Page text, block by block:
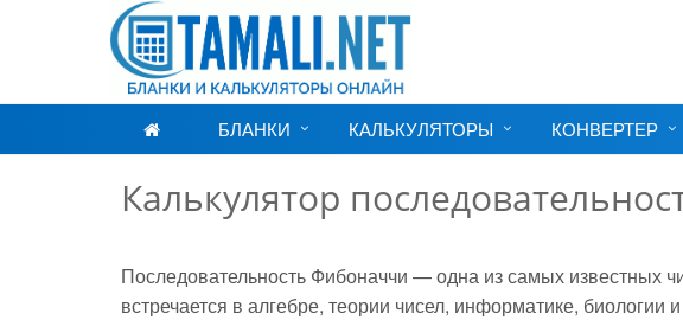
БЛАНКИ КАЛЬКУЛЯТОРЫ КОНВЕРТЕР
Калькулятор
Последовательность Фибоначчи — одна из самых известных
встречается в алгебре, теории чисел, информатике,